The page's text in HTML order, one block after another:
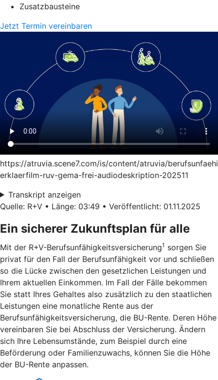
Zusatzbausteine
Jetzt Termin vereinbaren
https://atruvia.scene7.com/is/content/atruvia/
erklaerfilm-ruv-gema-frei-audiodeskription-202511
Transkript anzeigen
Quelle: R+V • Länge: 03:49 • Veröffentlicht: 01.11.2025
Ein sicherer Zukunftsplan für alle
Mit der R+V-Berufsunfähigkeitsversicherung1 sorgen Sie
privat für den Fall der Berufsunfähigkeit vor und schließen
so die Lücke zwischen den gesetzlichen Leistungen und
Ihrem aktuellen Einkommen. Im Fall der Fälle bekommen
Sie statt Ihres Gehaltes also zusätzlich zu den staatlichen
Leistungen eine monatliche Rente aus der
Berufsunfähigkeitsversicherung, die BU-Rente. Deren Höhe
vereinbaren Sie bei Abschluss der Versicherung. Ändern
sich Ihre Lebensumstände, zum Beispiel durch eine
Beförderung oder Familienzuwachs, können Sie die Höhe
der BU-Rente anpassen.